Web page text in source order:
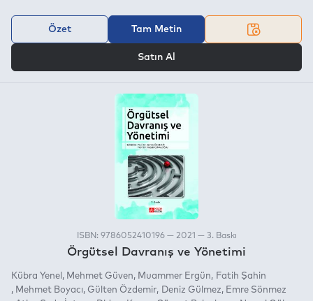
Özet Tam Metin
Satın Al
ISBN: 9786052410196 — 2021 — 3. Baskı
Örgütsel Davranış ve Yönetimi
Kübra Yenel Mehmet Güven Muammer Ergün
Fatih Şahin
Mehmet Boyacı
Gülten Özdemir Deniz Gülmez
Emre Sönmez